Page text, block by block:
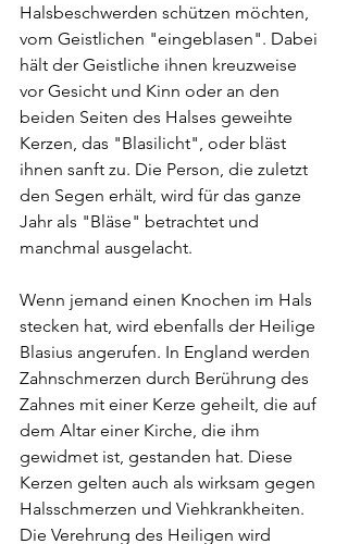
Halsbeschwerden schützen möchten,
vom Geistlichen "eingeblasen". Dabei
hält der Geistliche ihnen kreuzweise
vor Gesicht und Kinn oder an den
beiden Seiten des Halses geweihte
Kerzen, das "Blasilicht", oder bläst
ihnen sanft zu. Die Person, die zuletzt
den Segen erhält, wird für das ganze
Jahr als "Bläse" betrachtet und
manchmal ausgelacht.
Wenn jemand einen Knochen im Hals
stecken hat, wird ebenfalls der Heilige
Blasius angerufen. In England werden
Zahnschmerzen durch Berührung des
Zahnes mit einer Kerze geheilt, die auf
dem Altar einer Kirche, die ihm
gewidmet ist, gestanden hat. Diese
Kerzen gelten auch als wirksam gegen
Halsschmerzen und Viehkrankheiten.
Die Verehrung des Heiligen wird